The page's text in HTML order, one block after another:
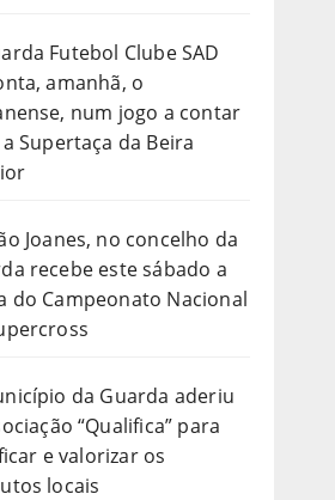
Futebol Clube SAD
amanhã, o
num jogo a contar
Supertaça da Beira
Joanes, no concelho da
recebe este sábado a
do Campeonato Nacional
da Guarda aderiu
“Qualifica” para
e valorizar os
locais